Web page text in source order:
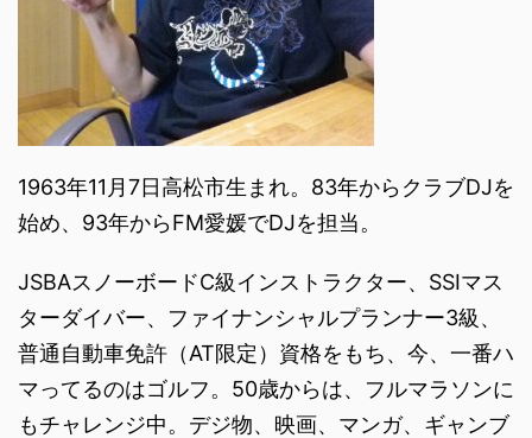
1963年11月7日高松市生まれ。83年からクラブDJを
始め、93年からFM愛媛でDJを担当。
JSBAスノーボードC級インストラクター、SSIマス
ターダイバー、ファイナンシャルプランナー3級、
普通自動車免許（AT限定）資格をもち、今、一番ハ
マってるのはゴルフ。50歳からは、フルマラソンに
もチャレンジ中。デジ物、映画、マンガ、ギャンブ